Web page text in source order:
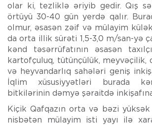
olar ki, tezliklə əriyib gedir. Qış
örtüyü 30-40 gün yerdə qalır.
olmur, əsasən zəif və mülayim
da orta illik sürəti 1,5-3,0 m/san-yə
kənd təsərrüfatının əsasən
kartofçuluq, tütünçülük, meyvəçilik,
və heyvandarlıq sahələri geniş
İqlim xüsusiyyətləri burada
bitkilərinin dəmyə şəraitdə
Kiçik Qafqazın orta və bəzi yüksək
nisbətən mülayim isti yayı ilə